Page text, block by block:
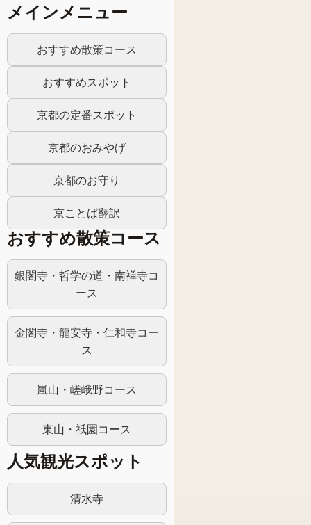
メインメニュー
おすすめ散策コース
おすすめスポット
京都の定番スポット
京都のおみやげ
京都のお守り
京ことば翻訳
おすすめ散策コース
銀閣寺・哲学の道・南禅寺コ
ース
金閣寺・龍安寺・仁和寺コー
ス
嵐山・嵯峨野コース
東山・祇園コース
人気観光スポット
清水寺